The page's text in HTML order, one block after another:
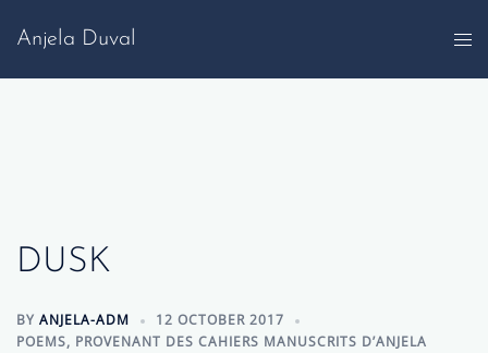
Anjela Duval
DUSK
BY ANJELA-ADM
12 OCTOBER 2017
POEMS, PROVENANT DES CAHIERS MANUSCRITS D’ANJELA